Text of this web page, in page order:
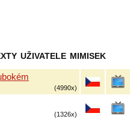
uživatele mimisek
(4990x)
(1326x)